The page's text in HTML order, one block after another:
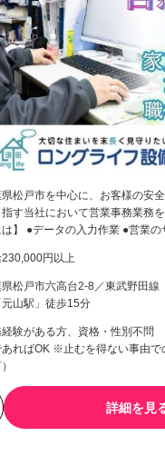
松戸市を中心に、お客様の安
指す当社において営業事務業務
は】 ●データの入力作業 ●営業
230,000円以上
松戸市六高台2-8／東武野田線
山駅」徒歩15分
経験がある方、資格・性別不問
ればOK ※止むを得ない事由で
詳細を見